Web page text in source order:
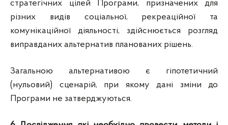
стратегічних цілей Програми, призначених для
різних видів соціальної, рекреаційної та
комунікаційної діяльності, здійснюється розгляд
виправданих альтернатив планованих рішень.
Загальною альтернативою є гіпотетичний
(нульовий) сценарій, при якому дані зміни до
Програми не затверджуються.